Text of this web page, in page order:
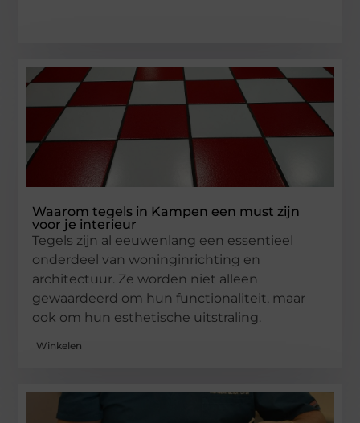
Waarom tegels in Kampen een must zijn
voor je interieur
Tegels zijn al eeuwenlang een essentieel
onderdeel van woninginrichting en
architectuur. Ze worden niet alleen
gewaardeerd om hun functionaliteit, maar
ook om hun esthetische uitstraling.
Winkelen